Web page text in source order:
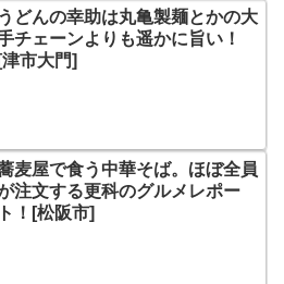
うどんの幸助は丸亀製麺とかの大
チェーンよりも遥かに旨い！
[津市大門]
麦屋で食う中華そば。ほぼ全員
注文する更科のグルメレポー
ト！[松阪市]